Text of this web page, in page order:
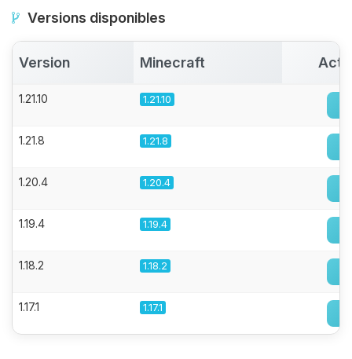
Versions disponibles
Version Minecraft
1.21.10 1.21.10
1.21.8 1.21.8
1.20.4 1.20.4
1.19.4 1.19.4
1.18.2 1.18.2
1.17.1 1.17.1